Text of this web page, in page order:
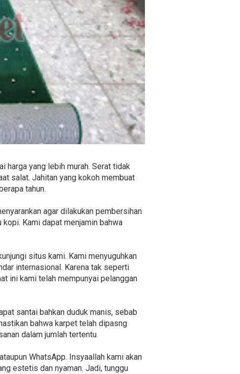
harga yang lebih murah. Serat tidak
salat. Jahitan yang kokoh membuat
tahun.
agar dilakukan pembersihan
Kami dapat menjamin bahwa
situs kami. Kami menyuguhkan
internasional. Karena tak seperti
ini kami telah mempunyai pelanggan
santai bahkan duduk manis, sebab
bahwa karpet telah dipasng
dalam jumlah tertentu.
WhatsApp. Insyaallah kami akan
estetis dan nyaman. Jadi, tunggu